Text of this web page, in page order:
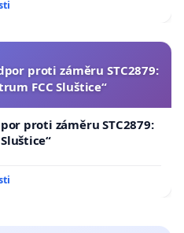
proti záměru STC2879:
FCC Sluštice“
proti záměru STC2879: